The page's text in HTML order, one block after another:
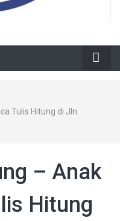
Tulis Hitung di Jln.
– Anak
Hitung